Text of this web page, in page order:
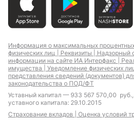
Информация о максимальных
физических лиц | Реквизиты | Надзорный
информации на сайте ИА Интерфакс |
имущества | Уведомление физических
представления сведений (документов)
законодательства о ПОД/ФТ
Уставный капитал — 933 567 570,00
уставного капитала: 29.10.2015
Страхование вкладов | Оценка условий